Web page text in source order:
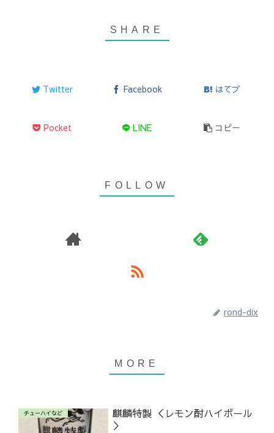
Twitter Facebook はてブ
Pocket LINE コピー
rond-dix
チューハイなど
麒麟特製 ＜レモン酎ハイボール
＞